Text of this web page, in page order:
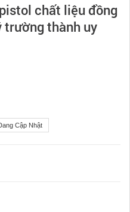
chất liệu đồng
trường thành uy
Cập Nhật